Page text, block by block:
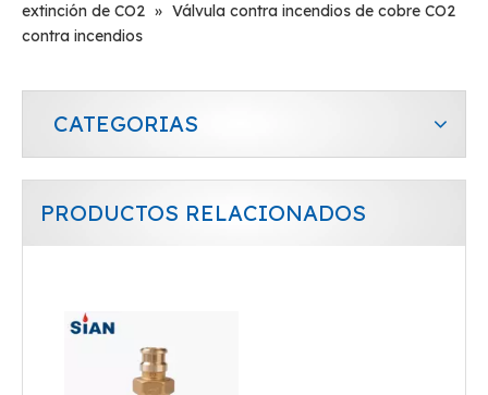
extinción de CO2 » Válvula contra incendios de cobre CO2
contra incendios
CATEGORIAS
PRODUCTOS RELACIONADOS
Válvula de GLP de apagado automático de cambio de gas